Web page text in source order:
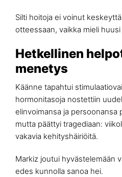
Silti hoitoja ei voinut
otteessaan, vaikka mieli
Hetkellinen
menetys
Käänne tapahtui
hormonitasoja nostettiin
elinvoimansa ja persoonansa
mutta päättyi tragediaan:
vakavia kehityshäiriöitä.
Markiz joutui hyvästelemään
edes kunnolla sanoa hei.